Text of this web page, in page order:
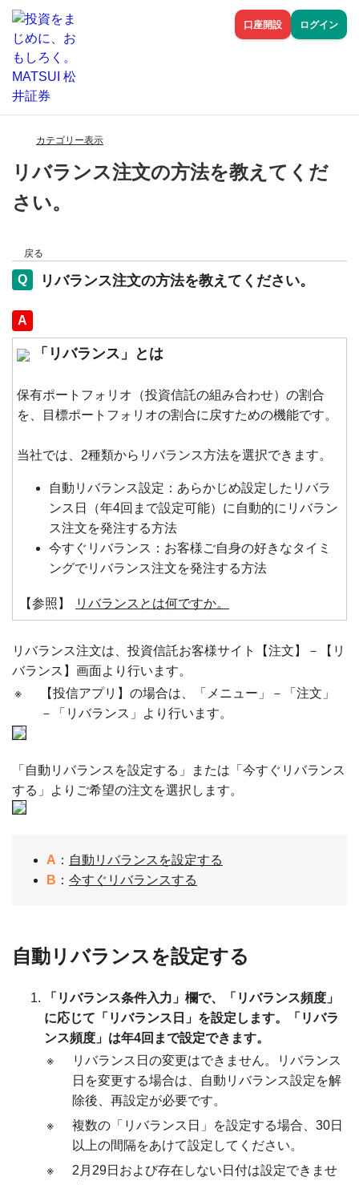
口座開設 ログイン
カテゴリー表示
リバランス注文の方法を教えてくだ
さい。
戻る
リバランス注文の方法を教えてください。
回答
「リバランス」とは
保有ポートフォリオ（投資信託の組み合わせ）の割合
を、目標ポートフォリオの割合に戻すための機能です。
当社では、2種類からリバランス方法を選択できます。
自動リバランス設定：あらかじめ設定したリバラ
ンス日（年4回まで設定可能）に自動的にリバラン
ス注文を発注する方法
今すぐリバランス：お客様ご自身の好きなタイミ
ングでリバランス注文を発注する方法
【参照】 リバランスとは何ですか。
リバランス注文は、投資信託お客様サイト【注文】－【リ
バランス】画面より行います。
※
【投信アプリ】の場合は、「メニュー」－「注文」
－「リバランス」より行います。
「自動リバランスを設定する」または「今すぐリバランス
する」よりご希望の注文を選択します。
A ： 自動リバランスを設定する
B ： 今すぐリバランスする
自動リバランスを設定する
「リバランス条件入力」欄で、「リバランス頻度」
に応じて「リバランス日」を設定します。「リバラ
ンス頻度」は年4回まで設定できます。
※
リバランス日の変更はできません。リバランス
日を変更する場合は、自動リバランス設定を解
除後、再設定が必要です。
※
複数の「リバランス日」を設定する場合、30日
以上の間隔をあけて設定してください。
※
2月29日および存在しない日付は設定できませ